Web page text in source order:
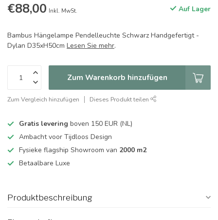
€88,00 Inkl. MwSt. Auf Lager
Bambus Hängelampe Pendelleuchte Schwarz Handgefertigt -
Dylan D35xH50cm Lesen Sie mehr.
Zum Warenkorb hinzufügen
Zum Vergleich hinzufügen Dieses Produkt teilen
Gratis levering boven 150 EUR (NL)
Ambacht voor Tijdloos Design
Fysieke flagship Showroom van 2000 m2
Betaalbare Luxe
Produktbeschreibung